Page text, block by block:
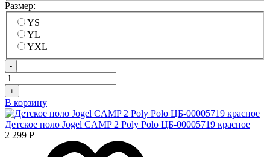
Размер:
YS
YL
YXL
-
+
В корзину
Детское поло Jogel CAMP 2 Poly Polo ЦБ-00005719 красное
2 299 Р